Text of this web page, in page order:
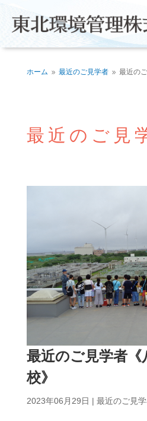
ホーム 9 最近のご見学者 9 最近の
最近のご見
最近のご見学者《
校》
2023年06月29日 | 最近のご見